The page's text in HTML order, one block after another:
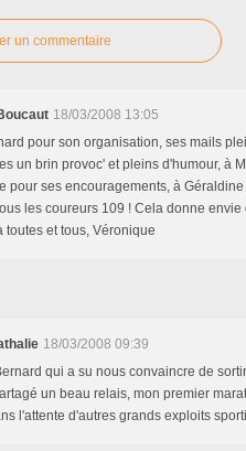
un commentaire
18/03/2008 13:05
pour son organisation, ses mails
un brin provoc' et pleins d'humour, à
pour ses encouragements, à
les coureurs 109 ! Cela donne
toutes et tous, Véronique
18/03/2008 09:39
qui a su nous convaincre de
un beau relais, mon premier
l'attente d'autres grands exploits